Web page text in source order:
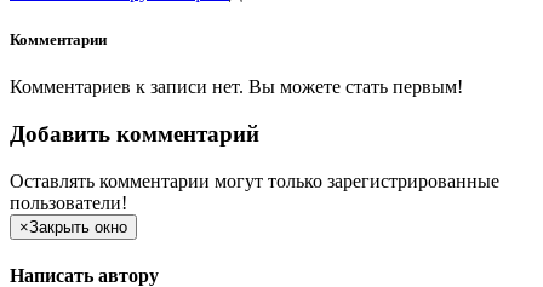
Комментарии
Комментариев к записи нет. Вы можете стать первым!
Добавить комментарий
Оставлять комментарии могут только зарегистрированные
пользователи!
×Закрыть окно
Написать автору